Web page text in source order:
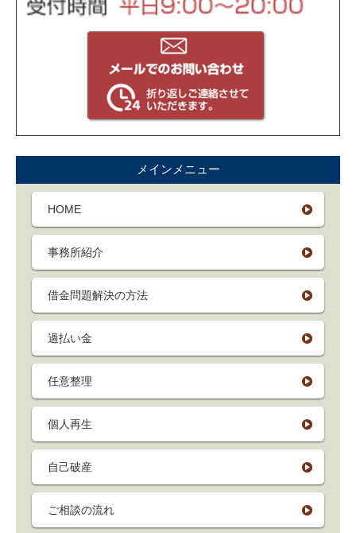
メインメニュー
HOME
事務所紹介
借金問題解決の方法
過払い金
任意整理
個人再生
自己破産
ご相談の流れ